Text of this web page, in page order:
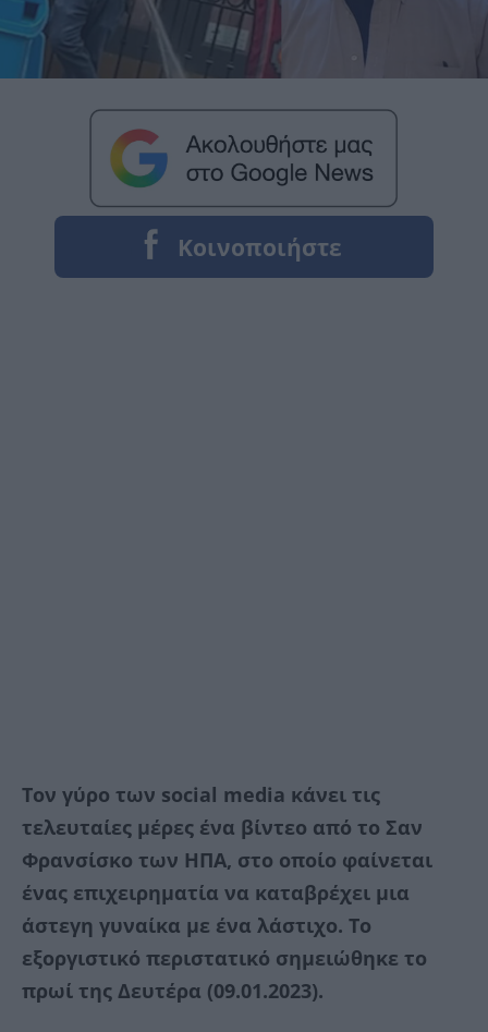
Τον γύρο των social media κάνει τις
τελευταίες μέρες ένα βίντεο από το Σαν
Φρανσίσκο των ΗΠΑ, στο οποίο φαίνεται
ένας επιχειρηματία να καταβρέχει μια
άστεγη γυναίκα με ένα λάστιχο. Το
εξοργιστικό περιστατικό σημειώθηκε το
πρωί της Δευτέρα (09.01.2023).